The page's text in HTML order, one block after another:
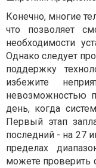
Конечно, многие
что позволяет
необходимости
Однако следует
поддержку
избежите
невозможностью
день, когда
Первый этап
последний - на 27
пределах
можете проверить